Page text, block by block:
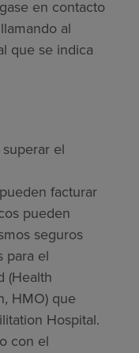
en contacto
al
que se indica
el
facturar
pueden
seguros
para el
(Health
HMO) que
Hospital.
con el